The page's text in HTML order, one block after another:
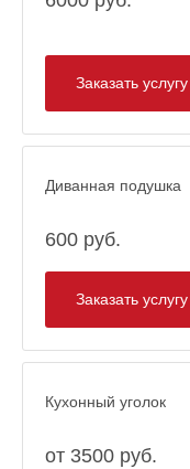
Заказать услугу
Диванная подушка
600 руб.
Заказать услугу
Кухонный уголок
от 3500 руб.